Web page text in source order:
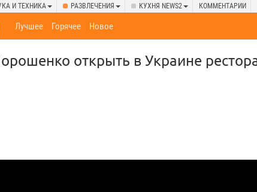
И ТЕХНИКА РАЗВЛЕЧЕНИЯ КУХНЯ NEWS2 КОММЕНТАРИИ
Лучшее Горячее Новое
открыть в Украине